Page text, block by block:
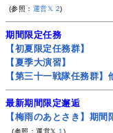
(参照： 運営𝕏 2)
期間限定任務
【初夏限定任務群】
【夏季大演習】
【第三十一戦隊任務群】
最新期間限定邂逅
【梅雨のあとさき】期間
(参照：運営𝕏 1 )